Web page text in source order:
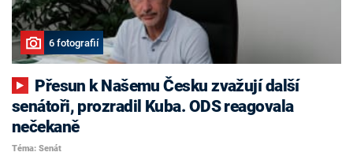
6 fotografií
senátoři, prozradil Kuba. ODS reagovala
nečekaně
Téma: Senát